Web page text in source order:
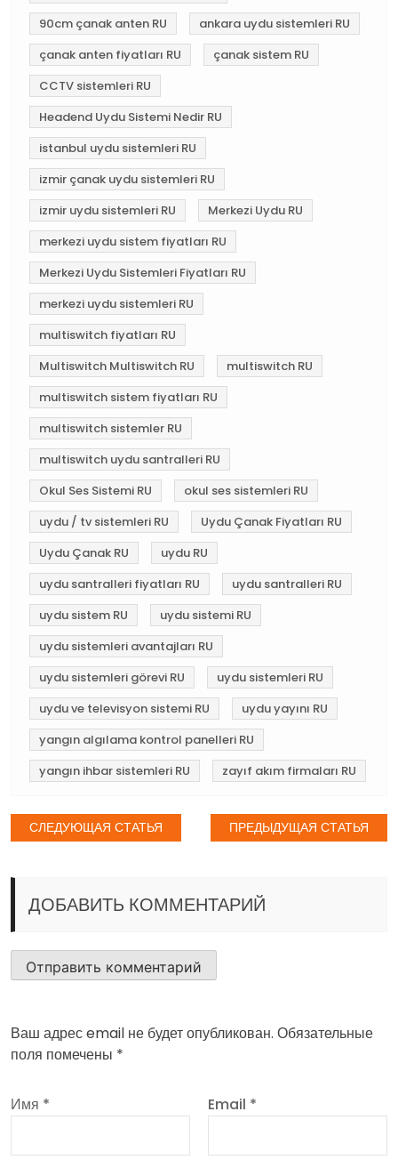
90cm çanak anten RU
ankara uydu sistemleri RU
çanak anten fiyatları RU
çanak sistem RU
CCTV sistemleri RU
Headend Uydu Sistemi Nedir RU
istanbul uydu sistemleri RU
izmir çanak uydu sistemleri RU
izmir uydu sistemleri RU
Merkezi Uydu RU
merkezi uydu sistem fiyatları RU
Merkezi Uydu Sistemleri Fiyatları RU
merkezi uydu sistemleri RU
multiswitch fiyatları RU
Multiswitch Multiswitch RU
multiswitch RU
multiswitch sistem fiyatları RU
multiswitch sistemler RU
multiswitch uydu santralleri RU
Okul Ses Sistemi RU
okul ses sistemleri RU
uydu / tv sistemleri RU
Uydu Çanak Fiyatları RU
Uydu Çanak RU
uydu RU
uydu santralleri fiyatları RU
uydu santralleri RU
uydu sistem RU
uydu sistemi RU
uydu sistemleri avantajları RU
uydu sistemleri görevi RU
uydu sistemleri RU
uydu ve televisyon sistemi RU
uydu yayını RU
yangın algılama kontrol panelleri RU
yangın ihbar sistemleri RU
zayıf akım firmaları RU
Навигация
записям
ПРЕДЫДУЩАЯ СТАТЬЯ
СЛЕДУЮЩАЯ СТАТЬЯ
ДОБАВИТЬ КОММЕНТАРИЙ
Ваш адрес email не будет опубликован. Обязательные
поля помечены *
Имя * Email *